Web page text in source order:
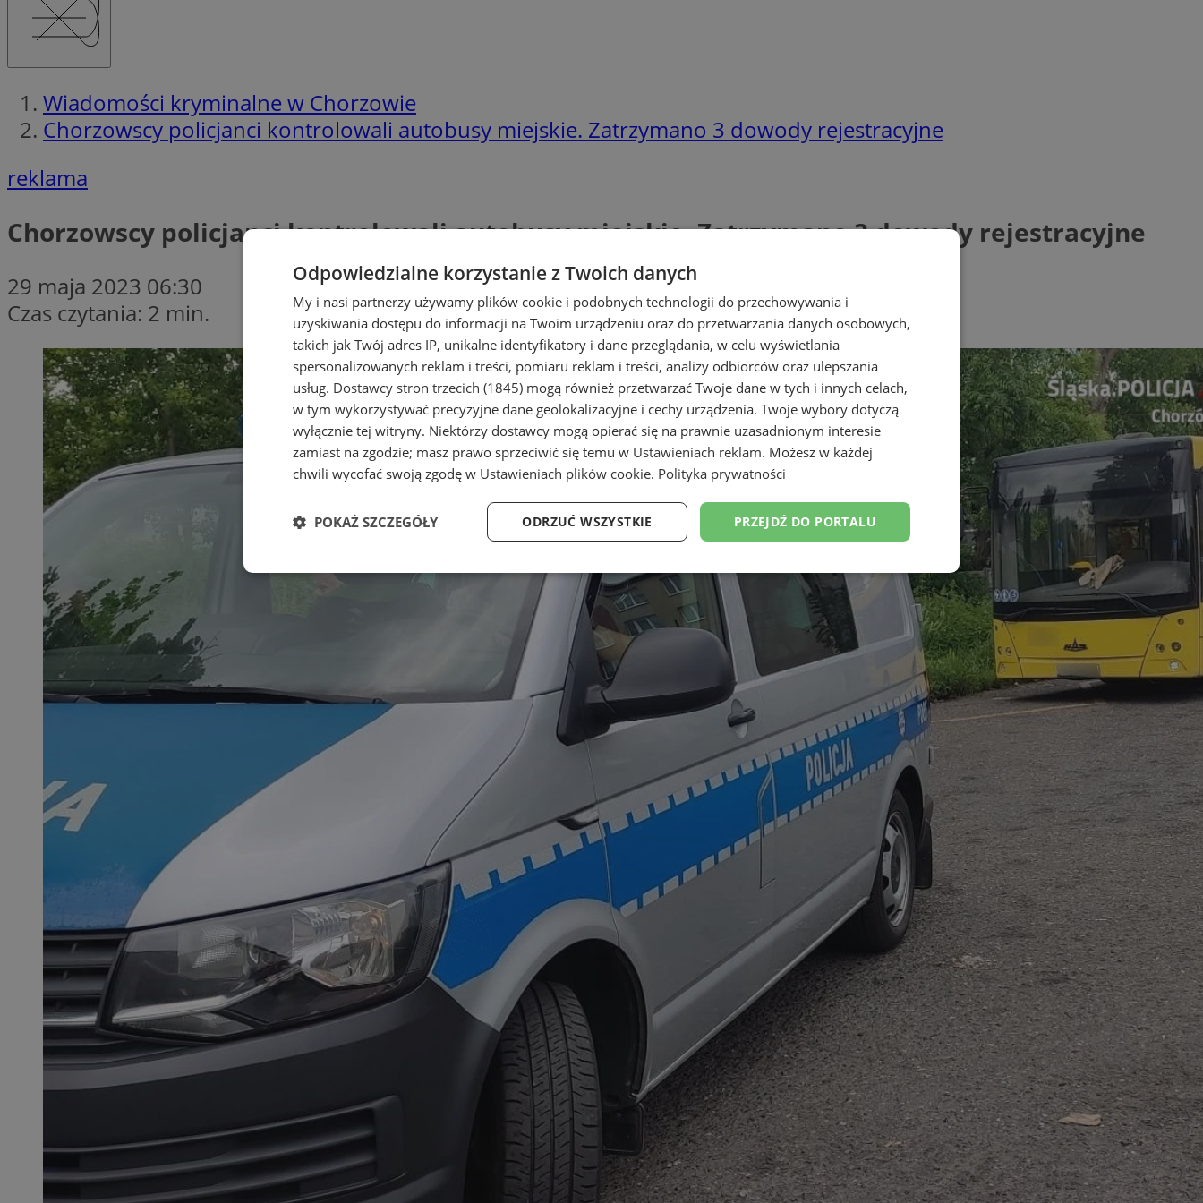
Wiadomości kryminalne w Chorzowie
Chorzowscy policjanci kontrolowali autobusy miejskie. Zatrzymano 3 dowody rejestracyjne
reklama
Chorzowscy policjanci kontrolowali autobusy miejskie. Zatrzymano 3 dowody rejestracyjne
29 maja 2023 06:30
Czas czytania: 2 min.
Odpowiedzialne korzystanie z Twoich danych
My i nasi partnerzy używamy plików cookie i podobnych technologii do przechowywania i
uzyskiwania dostępu do informacji na Twoim urządzeniu oraz do przetwarzania danych osobowych,
takich jak Twój adres IP, unikalne identyfikatory i dane przeglądania, w celu wyświetlania
spersonalizowanych reklam i treści, pomiaru reklam i treści, analizy odbiorców oraz ulepszania
usług. Dostawcy stron trzecich (1845) mogą również przetwarzać Twoje dane w tych i innych celach,
w tym wykorzystywać precyzyjne dane geolokalizacyjne i cechy urządzenia. Twoje wybory dotyczą
wyłącznie tej witryny. Niektórzy dostawcy mogą opierać się na prawnie uzasadnionym interesie
zamiast na zgodzie; masz prawo sprzeciwić się temu w Ustawieniach reklam. Możesz w każdej
chwili wycofać swoją zgodę w Ustawieniach plików cookie. Polityka prywatności
PRZEJDŹ DO PORTALU
ODRZUĆ WSZYSTKIE
POKAŻ SZCZEGÓŁY
Niezbędne Wydajność Targetowanie Funkcjonalność Niesklasyfikowane
Niezbędne Wydajność Targetowanie Funkcjonalność Niesklasyfikowane
Niezbędne pliki cookie umożliwiają korzystanie z podstawowych funkcji strony internetowej, takich jak logowanie użytkownika i
zarządzanie kontem. Bez niezbędnych plików cookie nie można prawidłowo korzystać ze strony internetowej.
Provider
przechowywania
Opis
mojchorzow.pl 1 rok
Ten plik cookie przechowuje identyfikator sesji.
mojchorzow.pl 1 rok
Ten plik cookie przechowuje identyfikator sesji.
mojchorzow.pl 1 rok
Ten plik cookie przechowuje identyfikator sesji.
CookieScriptConsent
CookieScript
4 tygodnie 2 dni
Ten plik cookie jest używany przez usługę Cookie-
Script.com do zapamiętywania preferencji
dotyczących zgody użytkownika na pliki cookie.
Jest to konieczne, aby baner cookie Cookie-
Script.com działał poprawnie.
__cf_bm
Cloudflare Inc.
.temu.com
29 minut 53
Ten plik cookie służy do rozróżniania ludzi i
botów. Jest to korzystne dla strony internetowej,
ponieważ umożliwia tworzenie ważnych raportów
na temat korzystania z jej witryny internetowej.
VISITOR_PRIVACY_METADATA
YouTube
.youtube.com
5 miesięcy 4
tygodnie
Ten plik cookie przechowuje informacje o zgodzie
użytkownika oraz jego preferencjach dotyczących
prywatności podczas korzystania z witryny.
Rejestruje wybory dotyczące polityki prywatności
i ustawień zgody, zapewniając ich przestrzeganie
w kolejnych wizytach. Dzięki temu użytkownik nie
musi ponownie konfigurować swoich preferencji,
co zwiększa wygodę i zgodność z regulacjami
ochrony danych.
INGRESSCOOKIE
NGINX Inc.
bh.contextweb.com
Sesja
Rejestruje, który klaster serwerów obsługuje
gościa. Jest to używane w kontekście
równoważenia obciążenia w celu optymalizacji
doświadczenia użytkownika.